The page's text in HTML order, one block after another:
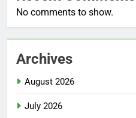
No comments to show.
Archives
August 2026
July 2026